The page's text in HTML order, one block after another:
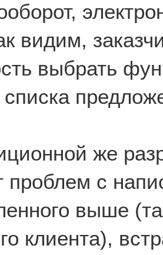
видим,
выбрать
же
проблем с
выше
клиента),